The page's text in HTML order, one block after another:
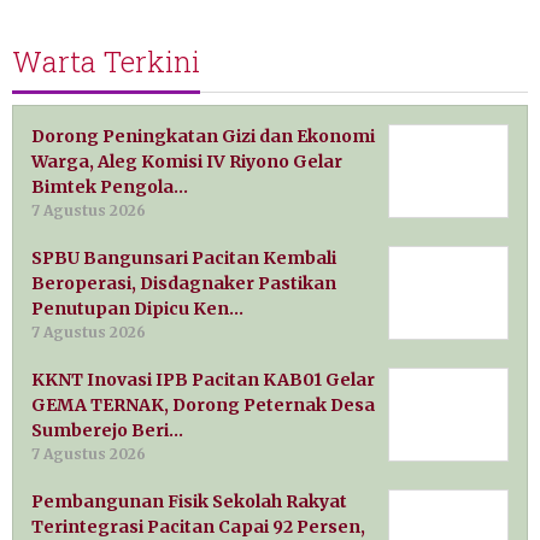
Warta Terkini
Dorong Peningkatan Gizi dan Ekonomi
Warga, Aleg Komisi IV Riyono Gelar
Bimtek Pengola…
7 Agustus 2026
SPBU Bangunsari Pacitan Kembali
Beroperasi, Disdagnaker Pastikan
Penutupan Dipicu Ken…
7 Agustus 2026
KKNT Inovasi IPB Pacitan KAB01 Gelar
GEMA TERNAK, Dorong Peternak Desa
Sumberejo Beri…
7 Agustus 2026
Pembangunan Fisik Sekolah Rakyat
Terintegrasi Pacitan Capai 92 Persen,